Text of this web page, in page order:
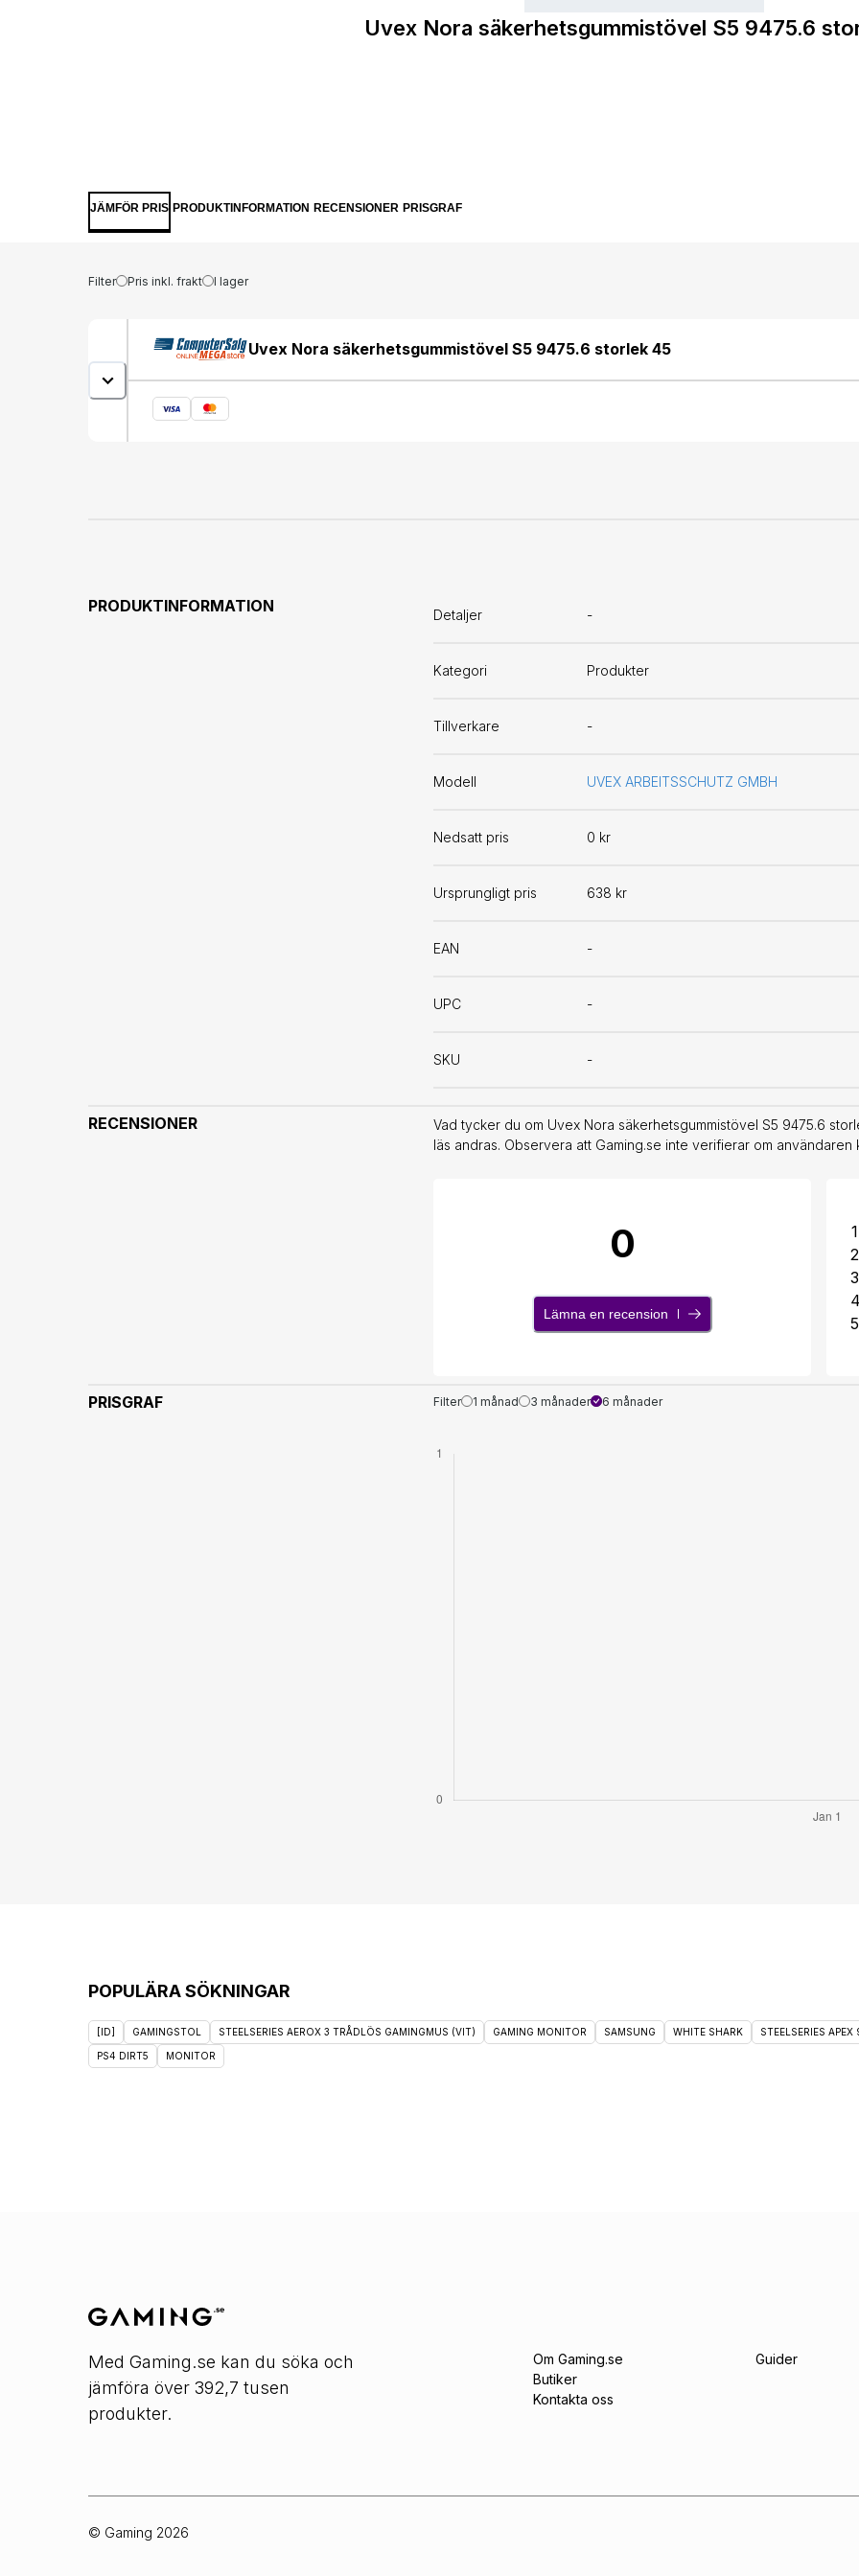
Uvex Nora säkerhetsgummistövel S5 9475.6
JÄMFÖR PRIS PRODUKTINFORMATION RECENSIONER PRISGRAF
Filter Pris inkl. frakt I lager
Uvex Nora säkerhetsgummistövel S5 9475.6 storlek 45
PRODUKTINFORMATION
Detaljer -
Kategori Produkter
Tillverkare -
Modell UVEX ARBEITSSCHUTZ GMBH
Nedsatt pris 0 kr
Ursprungligt pris 638 kr
EAN -
UPC -
SKU -
RECENSIONER
Vad tycker du om Uvex Nora säkerhetsgummistövel S5 9475.6
läs andras. Observera att Gaming.se inte verifierar om
0
Lämna en recension
1
2
3
4
5
PRISGRAF Filter 1 månad 3 månader 6 månader
POPULÄRA SÖKNINGAR
[ID] GAMINGSTOL STEELSERIES AEROX 3 TRÅDLÖS GAMINGMUS (VIT) GAMING MONITOR SAMSUNG WHITE SHARK STEELSERIES
PS4 DIRT5 MONITOR
Med Gaming.se kan du söka och
jämföra över 392,7 tusen
produkter.
Om Gaming.se
Butiker
Kontakta oss
Guider
© Gaming 2026